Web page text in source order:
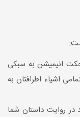
انیمیشن به سبکی
اشیاء اطرافتان به
روایت داستان شما